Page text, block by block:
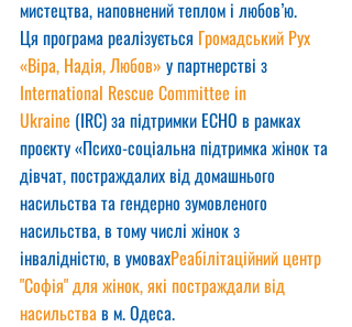
мистецтва, наповнений теплом і любов’ю.
Ця програма реалізується Громадський Рух
«Віра, Надія, Любов» у партнерстві з
International Rescue Committee in
Ukraine (IRC) за підтримки ECHO в рамках
проєкту «Психо-соціальна підтримка жінок та
дівчат, постраждалих від домашнього
насильства та гендерно зумовленого
насильства, в тому числі жінок з
інвалідністю, в умовахРеабілітаційний центр
"Софія" для жінок, які постраждали від
насильства в м. Одеса.